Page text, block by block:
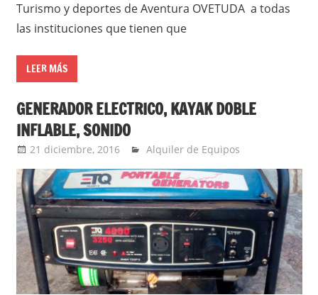
Turismo y deportes de Aventura OVETUDA a todas
las instituciones que tienen que
LEER MÁS
GENERADOR ELECTRICO, KAYAK DOBLE
INFLABLE, SONIDO
21 diciembre, 2016 admin
Alquiler de Equipos